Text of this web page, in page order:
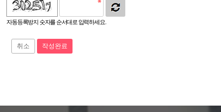
자동등록방지 숫자를 순서대로 입력하세요.
취소